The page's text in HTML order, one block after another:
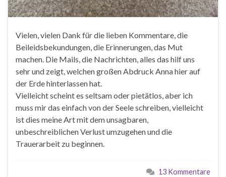
Vielen, vielen Dank für die lieben Kommentare, die
Beileidsbekundungen, die Erinnerungen, das Mut
machen. Die Mails, die Nachrichten, alles das hilf uns
sehr und zeigt, welchen großen Abdruck Anna hier auf
der Erde hinterlassen hat.
Vielleicht scheint es seltsam oder pietätlos, aber ich
muss mir das einfach von der Seele schreiben, vielleicht
ist dies meine Art mit dem unsagbaren,
unbeschreiblichen Verlust umzugehen und die
Trauerarbeit zu beginnen.
13 Kommentare